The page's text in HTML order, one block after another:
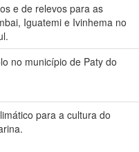
e de relevos para as
Iguatemi e Ivinhema no
no município de Paty do
para a cultura do